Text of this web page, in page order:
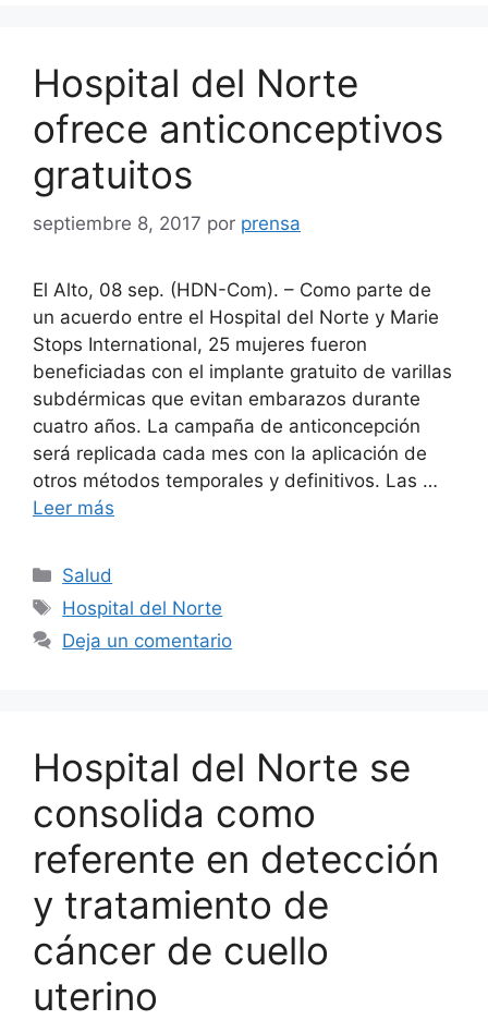
Hospital del Norte
ofrece anticonceptivos
gratuitos
septiembre 8, 2017 por prensa
El Alto, 08 sep. (HDN-Com). – Como parte de
un acuerdo entre el Hospital del Norte y Marie
Stops International, 25 mujeres fueron
beneficiadas con el implante gratuito de varillas
subdérmicas que evitan embarazos durante
cuatro años. La campaña de anticoncepción
será replicada cada mes con la aplicación de
otros métodos temporales y definitivos. Las …
Leer más
Categorías
Salud
Etiquetas
Hospital del Norte
Deja un comentario
Hospital del Norte se
consolida como
referente en detección
y tratamiento de
cáncer de cuello
uterino